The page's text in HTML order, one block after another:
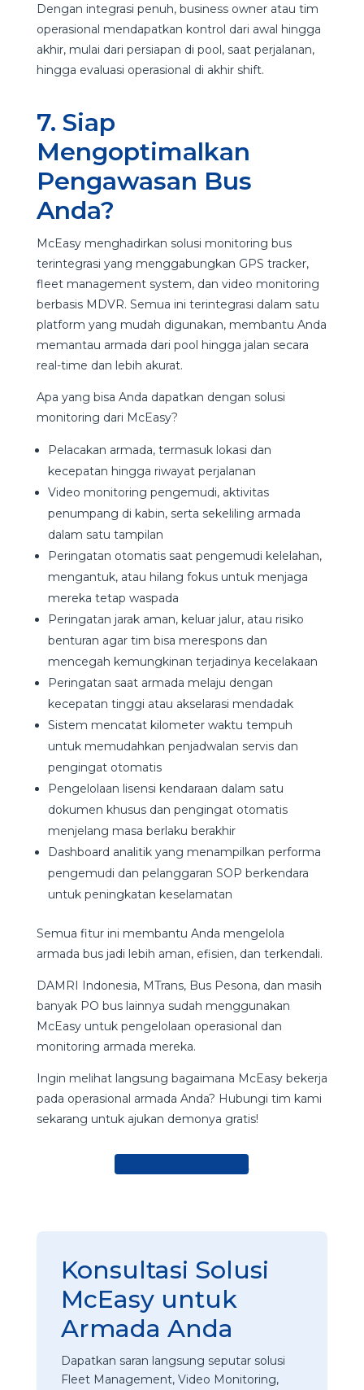
Dengan integrasi penuh, business owner atau tim
operasional mendapatkan kontrol dari awal hingga
akhir, mulai dari persiapan di pool, saat perjalanan,
hingga evaluasi operasional di akhir shift.
7. Siap
Mengoptimalkan
Pengawasan Bus
Anda?
McEasy menghadirkan solusi monitoring bus
terintegrasi yang menggabungkan GPS tracker,
fleet management system, dan video monitoring
berbasis MDVR. Semua ini terintegrasi dalam satu
platform yang mudah digunakan, membantu Anda
memantau armada dari pool hingga jalan secara
real-time dan lebih akurat.
Apa yang bisa Anda dapatkan dengan solusi
monitoring dari McEasy?
Pelacakan armada, termasuk lokasi dan
kecepatan hingga riwayat perjalanan
Video monitoring pengemudi, aktivitas
penumpang di kabin, serta sekeliling armada
dalam satu tampilan
Peringatan otomatis saat pengemudi kelelahan,
mengantuk, atau hilang fokus untuk menjaga
mereka tetap waspada
Peringatan jarak aman, keluar jalur, atau risiko
benturan agar tim bisa merespons dan
mencegah kemungkinan terjadinya kecelakaan
Peringatan saat armada melaju dengan
kecepatan tinggi atau akselarasi mendadak
Sistem mencatat kilometer waktu tempuh
untuk memudahkan penjadwalan servis dan
pengingat otomatis
Pengelolaan lisensi kendaraan dalam satu
dokumen khusus dan pengingat otomatis
menjelang masa berlaku berakhir
Dashboard analitik yang menampilkan performa
pengemudi dan pelanggaran SOP berkendara
untuk peningkatan keselamatan
Semua fitur ini membantu Anda mengelola
armada bus jadi lebih aman, efisien, dan terkendali.
DAMRI Indonesia, MTrans, Bus Pesona, dan masih
banyak PO bus lainnya sudah menggunakan
McEasy untuk pengelolaan operasional dan
monitoring armada mereka.
Ingin melihat langsung bagaimana McEasy bekerja
pada operasional armada Anda? Hubungi tim kami
sekarang untuk ajukan demonya gratis!
Konsultasi Solusi
McEasy untuk
Armada Anda
Dapatkan saran langsung seputar solusi
Fleet Management, Video Monitoring,